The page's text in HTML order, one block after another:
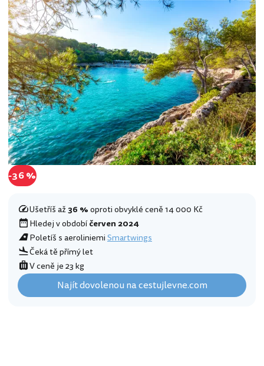
-36 %
Ušetříš až36 %oproti obvyklé ceně 14 000 Kč
Hledej v obdobíčerven 2024
Poletíš s aeroliniemiSmartwings
Čeká tě přímý let
V ceně je 23 kg
Najít dovolenou na cestujlevne.com